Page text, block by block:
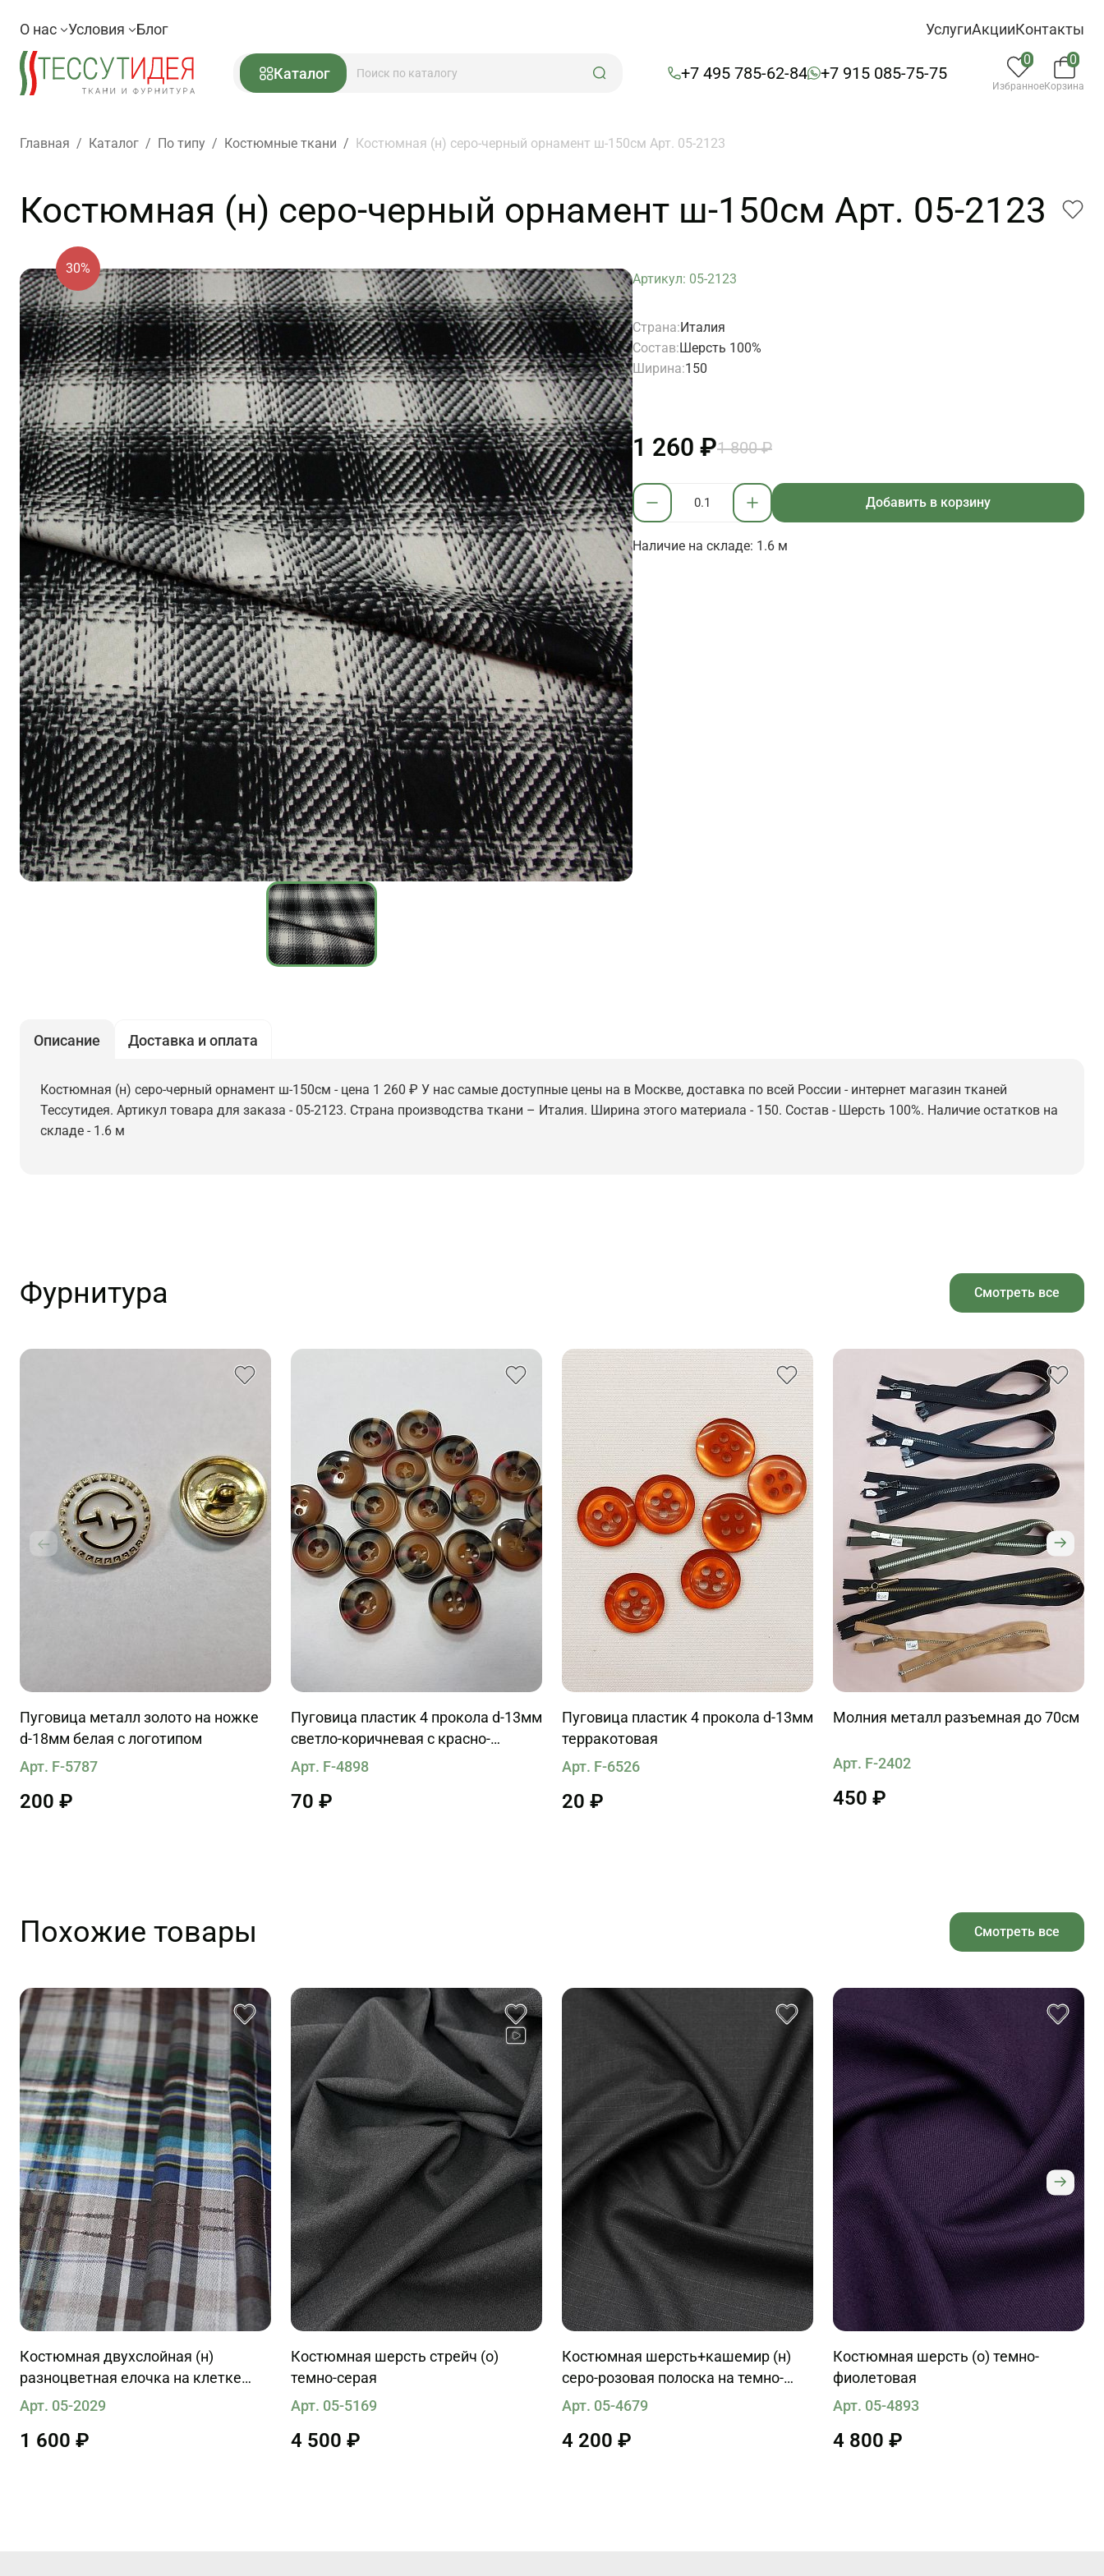
О нас Условия Блог УслугиАкцииКонтакты
Каталог +7 495 785-62-84 +7 915 085-75-75
0
Избранное
0
Корзина
Главная / Каталог / По типу / Костюмные ткани / Костюмная (н) серо-черный орнамент ш-150см Арт. 05-2123
Костюмная (н) серо-черный орнамент ш-150см Арт. 05-2123
30%
Артикул: 05-2123
Страна:Италия
Состав:Шерсть 100%
Ширина:150
1 260 ₽1 800 ₽
Добавить в корзину
Наличие на складе: 1.6 м
Описание Доставка и оплата
Костюмная (н) серо-черный орнамент ш-150см - цена 1 260 ₽ У нас самые доступные цены на в Москве, доставка по всей России - интернет магазин тканей
Тессутидея. Артикул товара для заказа - 05-2123. Страна производства ткани – Италия. Ширина этого материала - 150. Состав - Шерсть 100%. Наличие остатков на
складе - 1.6 м
Фурнитура Смотреть все
Пуговица металл золото на ножке
d-18мм белая с логотипом
Арт. F-5787
200 ₽
Пуговица пластик 4 прокола d-13мм
светло-коричневая с красно-
черными прожилками
Арт. F-4898
70 ₽
Пуговица пластик 4 прокола d-13мм
терракотовая
Арт. F-6526
20 ₽
Молния металл разъемная до 70см
Арт. F-2402
450 ₽
Похожие товары Смотреть все
Костюмная двухслойная (н)
разноцветная елочка на клетке
ш-160см
Арт. 05-2029
1 600 ₽
Костюмная шерсть стрейч (о)
темно-серая
Арт. 05-5169
4 500 ₽
Костюмная шерсть+кашемир (н)
серо-розовая полоска на темно-
сером
Арт. 05-4679
4 200 ₽
Костюмная шерсть (о) темно-
фиолетовая
Арт. 05-4893
4 800 ₽